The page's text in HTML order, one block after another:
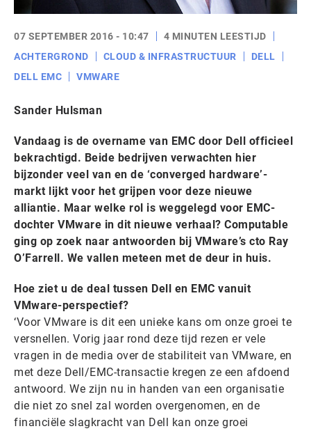
07 SEPTEMBER 2016 - 10:47
4 MINUTEN LEESTIJD
ACHTERGROND
CLOUD & INFRASTRUCTUUR
DELL
DELL EMC
VMWARE
Sander Hulsman
Vandaag is de overname van EMC door Dell officieel
bekrachtigd. Beide bedrijven verwachten hier
bijzonder veel van en de ‘converged hardware’-
markt lijkt voor het grijpen voor deze nieuwe
alliantie. Maar welke rol is weggelegd voor EMC-
dochter VMware in dit nieuwe verhaal? Computable
ging op zoek naar antwoorden bij VMware’s cto Ray
O’Farrell. We vallen meteen met de deur in huis.
Hoe ziet u de deal tussen Dell en EMC vanuit
VMware-perspectief?
‘Voor VMware is dit een unieke kans om onze groei te
versnellen. Vorig jaar rond deze tijd rezen er vele
vragen in de media over de stabiliteit van VMware, en
met deze Dell/EMC-transactie kregen ze een afdoend
antwoord. We zijn nu in handen van een organisatie
die niet zo snel zal worden overgenomen, en de
financiële slagkracht van Dell kan onze groei